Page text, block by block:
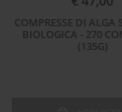
COMPRESSE DI ALGA
BIOLOGICA - 270
(135G)